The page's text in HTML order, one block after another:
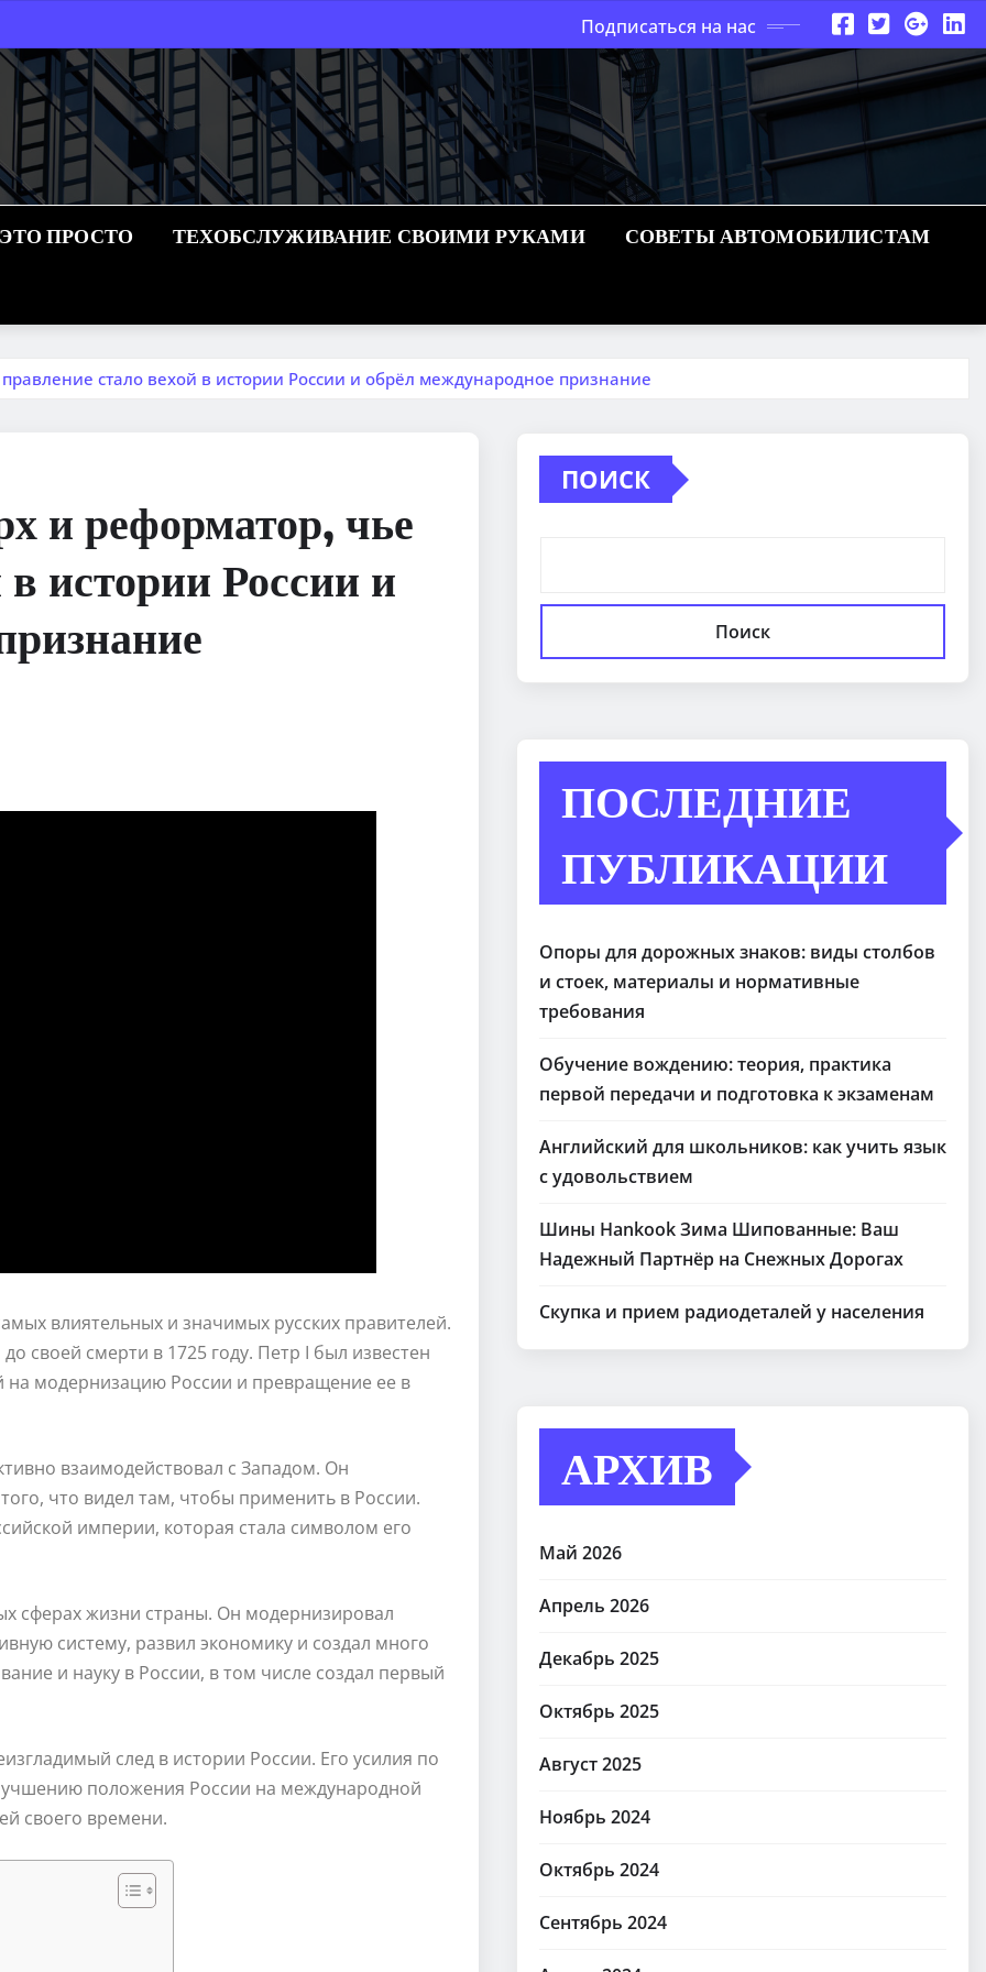
Подписаться на нас
ПРОСТО ТЕХОБСЛУЖИВАНИЕ СВОИМИ РУКАМИ СОВЕТЫ АВТОМОБИЛИСТАМ
стало вехой в истории России и обрёл международное признание
и реформатор, чье
истории России и
влиятельных и значимых русских правителей.
своей смерти в 1725 году. Петр I был известен
модернизацию России и превращение ее в
взаимодействовал с Западом. Он
что видел там, чтобы применить в России.
империи, которая стала символом его
сферах жизни страны. Он модернизировал
систему, развил экономику и создал много
и науку в России, в том числе создал первый
след в истории России. Его усилия по
положения России на международной
своего времени.
ПОИСК
Поиск
ПОСЛЕДНИЕ
ПУБЛИКАЦИИ
Опоры для дорожных знаков: виды столбов
и стоек, материалы и нормативные
требования
Обучение вождению: теория, практика
первой передачи и подготовка к экзаменам
Английский для школьников: как учить язык
с удовольствием
Шины Hankook Зима Шипованные: Ваш
Надежный Партнёр на Снежных Дорогах
Скупка и прием радиодеталей у населения
АРХИВ
Май 2026
Апрель 2026
Декабрь 2025
Октябрь 2025
Август 2025
Ноябрь 2024
Октябрь 2024
Сентябрь 2024